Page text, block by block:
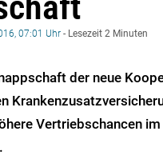
07:01 Uhr - Lesezeit 2 Minuten
der neue
Vertriebschancen